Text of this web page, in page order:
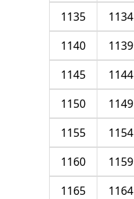
1134
1135
1139
1140
1144
1145
1149
1150
1154
1155
1159
1160
1164
1165